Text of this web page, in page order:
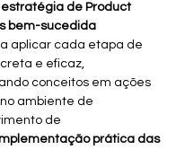
de Product
bem-sucedida
aplicar cada etapa de
e eficaz,
conceitos em ações
ambiente de
de
prática das